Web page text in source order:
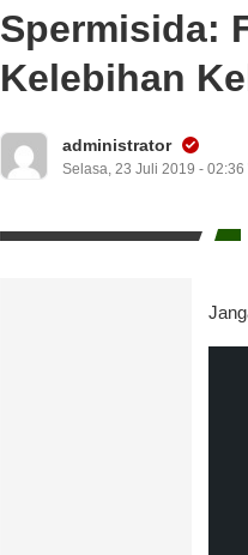
Spermisida:
Kelebihan
administrator
Selasa, 23 Juli 2019 - 02:36